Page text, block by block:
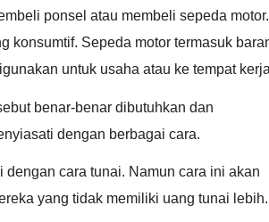
ponsel atau membeli sepeda motor.
konsumtif. Sepeda motor termasuk
untuk usaha atau ke tempat
benar-benar dibutuhkan dan
dengan berbagai cara.
dengan cara tunai. Namun cara ini akan
yang tidak memiliki uang tunai lebih.